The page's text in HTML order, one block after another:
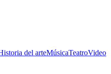
del arteMúsicaTeatroVideo